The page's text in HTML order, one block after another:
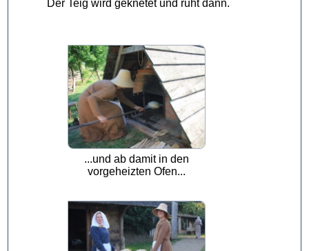
Der Teig wird geknetet und ruht dann.
...und ab damit in den
vorgeheizten Ofen...